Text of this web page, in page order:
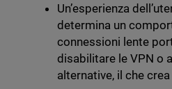
Un’esperienza
determina un
connessioni lente
disabilitare le VPN o
alternative, il che